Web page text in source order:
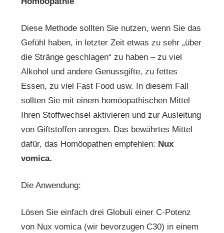
Diese Methode sollten Sie nutzen, wenn Sie das
Gefühl haben, in letzter Zeit etwas zu sehr „über
die Stränge geschlagen“ zu haben – zu viel
Alkohol und andere Genussgifte, zu fettes
Essen, zu viel Fast Food usw. In diesem Fall
sollten Sie mit einem homöopathischen Mittel
Ihren Stoffwechsel aktivieren und zur Ausleitung
von Giftstoffen anregen. Das bewährtes Mittel
dafür, das Homöopathen empfehlen: Nux
vomica.
Die Anwendung:
Lösen Sie einfach drei Globuli einer C-Potenz
von Nux vomica (wir bevorzugen C30) in einem